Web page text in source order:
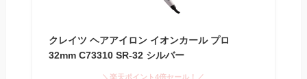
クレイツ ヘアアイロン イオンカール プロ
32mm C73310 SR-32 シルバー
＼楽天ポイント4倍セール！／